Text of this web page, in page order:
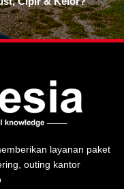
layanan paket
outing kantor